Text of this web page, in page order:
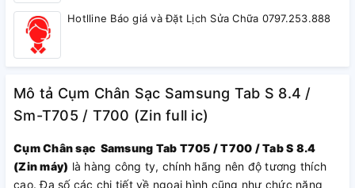
Hotlline Báo giá và Đặt Lịch Sửa Chữa 0797.253.888
Mô tả Cụm Chân Sạc Samsung Tab S 8.4 /
Sm-T705 / T700 (Zin full ic)
Cụm Chân sạc Samsung Tab T705 / T700 / Tab S 8.4
(Zin máy) là hàng công ty, chính hãng nên độ tương thích
cao. Đa số các chi tiết về ngoại hình cũng như chức năng